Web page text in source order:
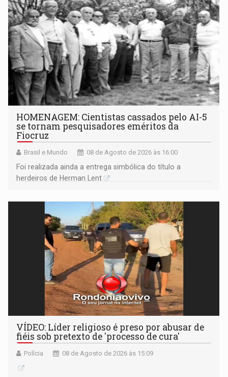
HOMENAGEM: Cientistas cassados pelo AI-5
se tornam pesquisadores eméritos da
Fiocruz
Brasil e Mundo 08 de Agosto de 2026 às 16:00
Foi realizada ainda a entrega simbólica do título a
herdeiros de Herman Lent
VÍDEO: Líder religioso é preso por abusar de
fiéis sob pretexto de 'processo de cura'
Polícia 08 de Agosto de 2026 às 15:09